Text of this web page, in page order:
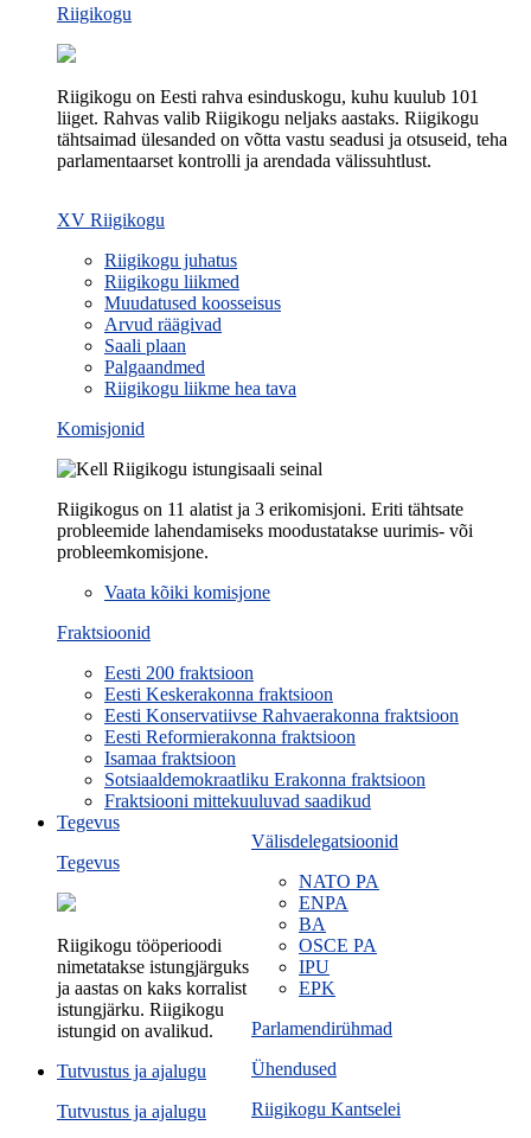
Riigikogu
Riigikogu on Eesti rahva esinduskogu, kuhu kuulub 101
liiget. Rahvas valib Riigikogu neljaks aastaks. Riigikogu
tähtsaimad ülesanded on võtta vastu seadusi ja otsuseid, teha
parlamentaarset kontrolli ja arendada välissuhtlust.
XV Riigikogu
Riigikogu juhatus
Riigikogu liikmed
Muudatused koosseisus
Arvud räägivad
Saali plaan
Palgaandmed
Riigikogu liikme hea tava
Komisjonid
Riigikogus on 11 alatist ja 3 erikomisjoni. Eriti tähtsate
probleemide lahendamiseks moodustatakse uurimis- või
probleemkomisjone.
Vaata kõiki komisjone
Fraktsioonid
Eesti 200 fraktsioon
Eesti Keskerakonna fraktsioon
Eesti Konservatiivse Rahvaerakonna fraktsioon
Eesti Reformierakonna fraktsioon
Isamaa fraktsioon
Sotsiaaldemokraatliku Erakonna fraktsioon
Fraktsiooni mittekuuluvad saadikud
Välisdelegatsioonid
NATO PA
ENPA
BA
OSCE PA
IPU
EPK
Parlamendirühmad
Ühendused
Riigikogu Kantselei
Tegevus
Tegevus
Riigikogu tööperioodi
nimetatakse istungjärguks
ja aastas on kaks korralist
istungjärku. Riigikogu
istungid on avalikud.
Tutvustus ja ajalugu
Tutvustus ja ajalugu